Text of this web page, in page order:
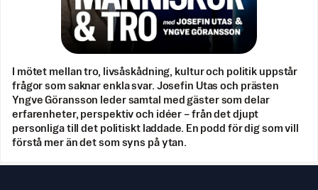
I mötet mellan tro, livsåskådning, kultur och politik uppstår
frågor som saknar enkla svar. Josefin Utas och prästen
Yngve Göransson leder samtal med gäster som delar
erfarenheter, perspektiv och idéer – från det djupt
personliga till det politiskt laddade. En podd för dig som vill
förstå mer än det som syns på ytan.